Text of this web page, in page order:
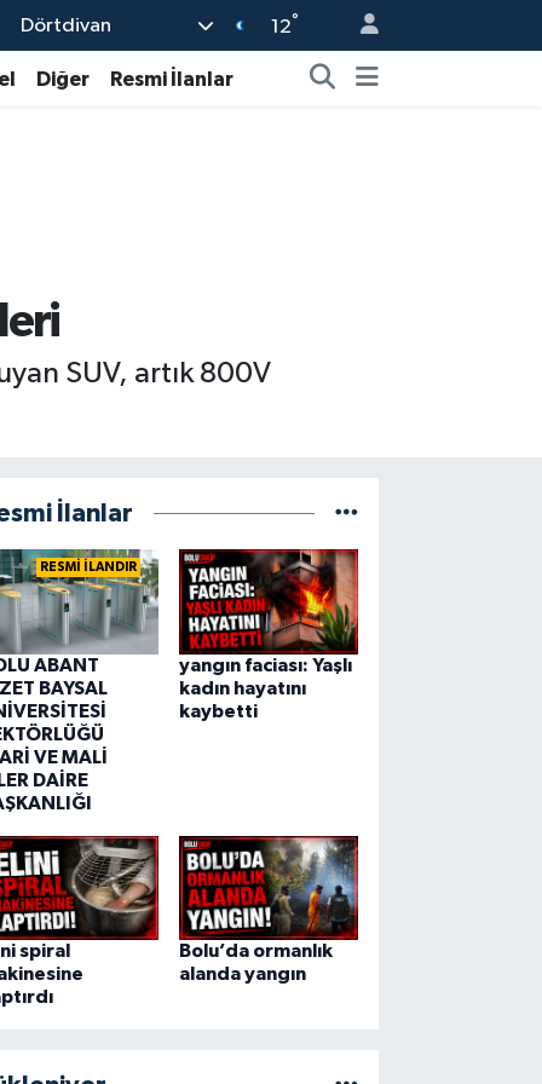
Dörtdivan 12°
Diğer Resmi İlanlar
SUV, artık 800V
İlanlar
RESMİ İLANDIR
ABANT
BAYSAL
VE MALİ
DAİRE
yangın faciası: Yaşlı
kadın hayatını
kaybetti
spiral
Bolu’da ormanlık
alanda yangın